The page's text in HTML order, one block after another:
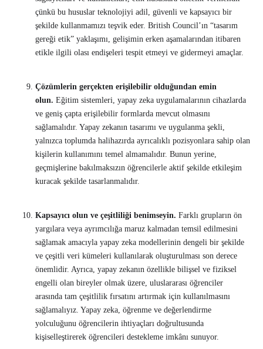
çünkü bu hususlar teknolojiyi adil, güvenli ve kapsayıcı bir
şekilde kullanmamızı teşvik eder. British Council’ın “tasarım
gereği etik” yaklaşımı, gelişimin erken aşamalarından itibaren
etikle ilgili olası endişeleri tespit etmeyi ve gidermeyi amaçlar.
Çözümlerin gerçekten erişilebilir olduğundan emin
olun. Eğitim sistemleri, yapay zeka uygulamalarının cihazlarda
ve geniş çapta erişilebilir formlarda mevcut olmasını
sağlamalıdır. Yapay zekanın tasarımı ve uygulanma şekli,
yalnızca toplumda halihazırda ayrıcalıklı pozisyonlara sahip olan
kişilerin kullanımını temel almamalıdır. Bunun yerine,
geçmişlerine bakılmaksızın öğrencilerle aktif şekilde etkileşim
kuracak şekilde tasarlanmalıdır.
Kapsayıcı olun ve çeşitliliği benimseyin. Farklı grupların ön
yargılara veya ayrımcılığa maruz kalmadan temsil edilmesini
sağlamak amacıyla yapay zeka modellerinin dengeli bir şekilde
ve çeşitli veri kümeleri kullanılarak oluşturulması son derece
önemlidir. Ayrıca, yapay zekanın özellikle bilişsel ve fiziksel
engelli olan bireyler olmak üzere, uluslararası öğrenciler
arasında tam çeşitlilik fırsatını artırmak için kullanılmasını
sağlamalıyız. Yapay zeka, öğrenme ve değerlendirme
yolculuğunu öğrencilerin ihtiyaçları doğrultusunda
kişiselleştirerek öğrencileri destekleme imkânı sunuyor.